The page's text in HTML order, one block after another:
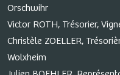
Orschwihr
Victor ROTH, Trésorier,
Christèle ZOELLER,
Wolxheim